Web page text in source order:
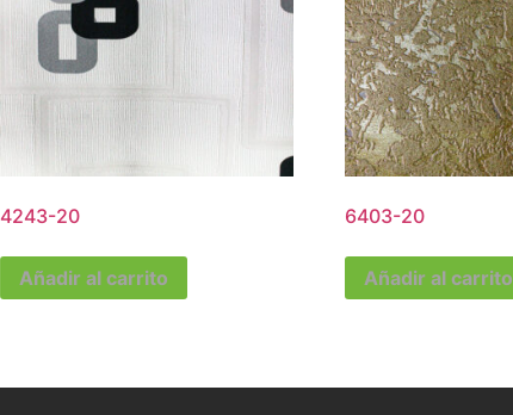
4243-20
Añadir al carrito
6403-20
Añadir al carrito